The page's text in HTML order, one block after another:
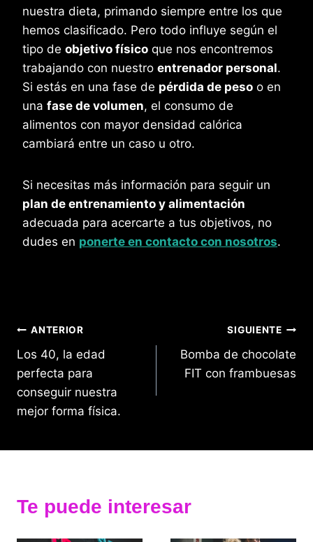
nuestra dieta, primando siempre entre los que
hemos clasificado. Pero todo influye según el
tipo de objetivo físico que nos encontremos
trabajando con nuestro entrenador personal.
Si estás en una fase de pérdida de peso o en
una fase de volumen, el consumo de
alimentos con mayor densidad calórica
cambiará entre un caso u otro.
Si necesitas más información para seguir un
plan de entrenamiento y alimentación
adecuada para acercarte a tus objetivos, no
dudes en ponerte en contacto con nosotros.
Navegación
de
entradas
ANTERIOR
Los 40, la edad
perfecta para
conseguir nuestra
mejor forma física.
SIGUIENTE
Bomba de chocolate
FIT con frambuesas
Te puede interesar